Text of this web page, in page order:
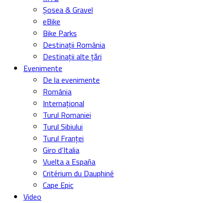
Șosea & Gravel
eBike
Bike Parks
Destinații România
Destinații alte țări
Evenimente
De la evenimente
România
Internațional
Turul Romaniei
Turul Sibiului
Turul Franței
Giro d’Italia
Vuelta a España
Critérium du Dauphiné
Cape Epic
Video